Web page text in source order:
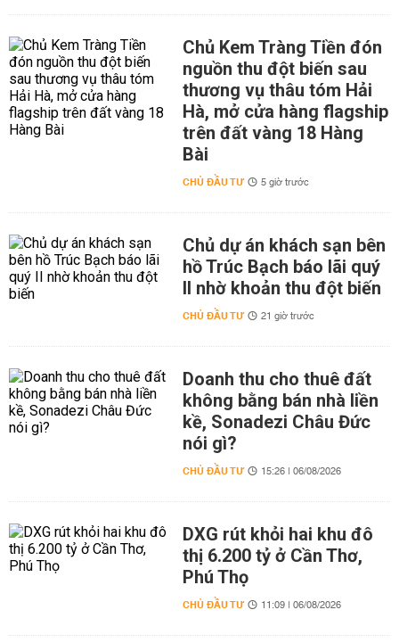
Chủ Kem Tràng Tiền đón
nguồn thu đột biến sau
thương vụ thâu tóm Hải
Hà, mở cửa hàng flagship
trên đất vàng 18 Hàng
Bài
CHỦ ĐẦU TƯ 5 giờ trước
Chủ dự án khách sạn bên
hồ Trúc Bạch báo lãi quý
II nhờ khoản thu đột biến
CHỦ ĐẦU TƯ 21 giờ trước
Doanh thu cho thuê đất
không bằng bán nhà liền
kề, Sonadezi Châu Đức
nói gì?
CHỦ ĐẦU TƯ 15:26 | 06/08/2026
DXG rút khỏi hai khu đô
thị 6.200 tỷ ở Cần Thơ,
Phú Thọ
CHỦ ĐẦU TƯ 11:09 | 06/08/2026